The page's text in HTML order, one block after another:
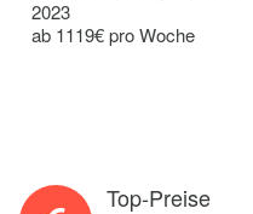
2023
ab 1119€ pro Woche
Top-Preise